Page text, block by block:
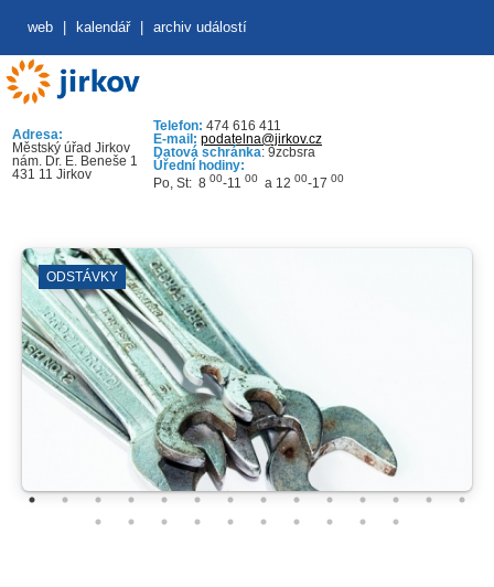
web kalendář archiv událostí
Adresa:
Městský úřad Jirkov
nám. Dr. E. Beneše 1
431 11 Jirkov
Telefon: 474 616 411
E-mail: podatelna@jirkov.cz
Datová schránka: 9zcbsra
Úřední hodiny:
Po, St: 8 00-11 00 a 12 00-17 00
ODSTÁVKY